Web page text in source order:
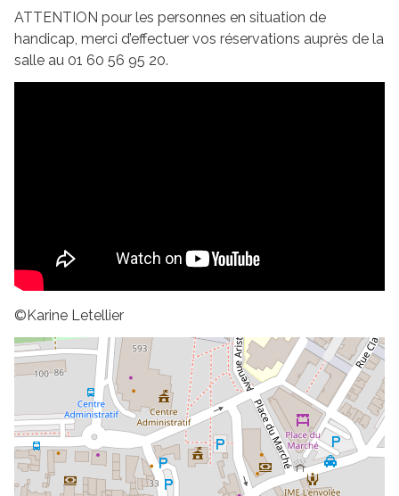
ATTENTION pour les personnes en situation de
handicap, merci d’effectuer vos réservations auprès de la
salle au 01 60 56 95 20.
©Karine Letellier